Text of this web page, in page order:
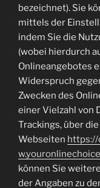
bezeichnet). Sie
mittels der
indem Sie die
(wobei hierdurch
Onlineangebotes
Widerspruch
Zwecken des
einer Vielzahl von
Trackings, über die
Webseiten
können Sie
der Angaben zu